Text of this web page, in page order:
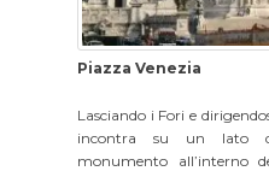
Piazza Venezia
Lasciando i Fori e
incontra su un lato
monumento all’interno